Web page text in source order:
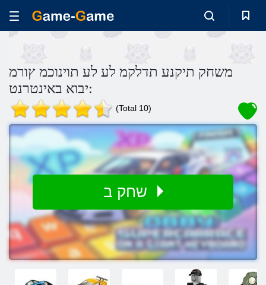
משחק תיקנע תדלקמ לע לע תוינוכמ ץורמ
:יבוא באינטרנט
(Total 10)